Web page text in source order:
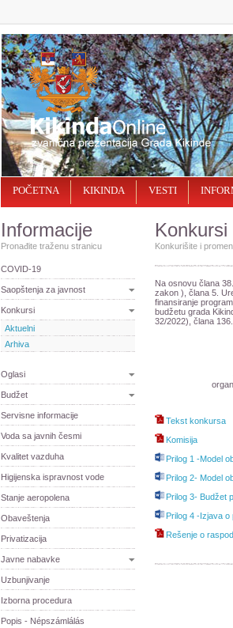
POČETNA KIKINDA VESTI
Informacije
Pronađite traženu stranicu
COVID-19
Saopštenja za javnost
Konkursi
Aktuelni
Arhiva
Oglasi
Budžet
Servisne informacije
Voda sa javnih česmi
Kvalitet vazduha
Higijenska ispravnost vode
Stanje aeropolena
Obaveštenja
Privatizacija
Javne nabavke
Uzbunjivanje
Izborna procedura
Popis - Népszámlálás
Konkurišite i
Na osnovu člana
zakon ), člana 5.
finansiranje
budžetu grada
32/2022), člana
Tekst konkursa
Komisija
Prilog 1 -Model
Prilog 2- Model
Prilog 3- Budžet
Prilog 4 -Izjava
Rešenje o